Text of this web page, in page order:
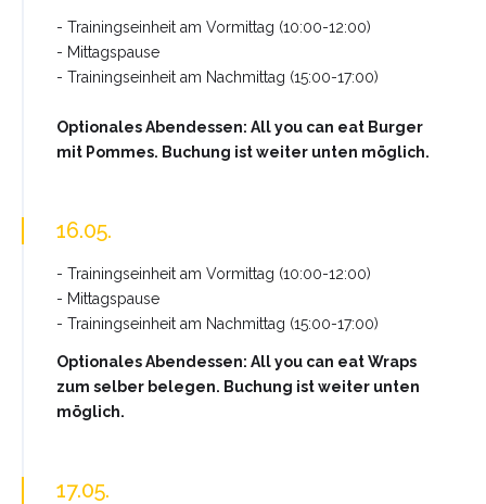
- Trainingseinheit am Vormittag (10:00-12:00)
- Mittagspause
- Trainingseinheit am Nachmittag (15:00-17:00)
Optionales Abendessen: All you can eat Burger
mit Pommes. Buchung ist weiter unten möglich.
16.05.
- Trainingseinheit am Vormittag (10:00-12:00)
- Mittagspause
- Trainingseinheit am Nachmittag (15:00-17:00)
Optionales Abendessen: All you can eat Wraps
zum selber belegen. Buchung ist weiter unten
möglich.
17.05.